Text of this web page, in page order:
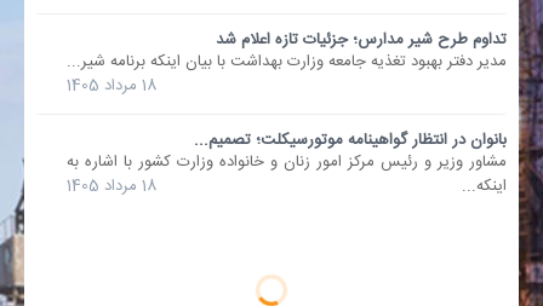
تداوم طرح شیر مدارس؛ جزئیات تازه اعلام شد
مدیر دفتر بهبود تغذیه جامعه وزارت بهداشت با بیان اینکه برنامه شیر...
18 مرداد 1405
بانوان در انتظار گواهینامه موتورسیکلت؛ تصمیم...
مشاور وزیر و رئیس مرکز امور زنان و خانواده وزارت کشور با اشاره به
اینکه...
18 مرداد 1405